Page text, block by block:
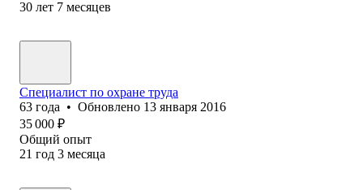
30 лет 7 месяцев
Специалист по охране труда
63 года • Обновлено 13 января 2016
35 000 ₽
Общий опыт
21 год 3 месяца